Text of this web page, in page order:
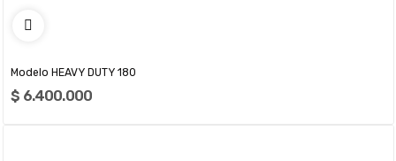
Modelo HEAVY DUTY 180
$ 6.400.000